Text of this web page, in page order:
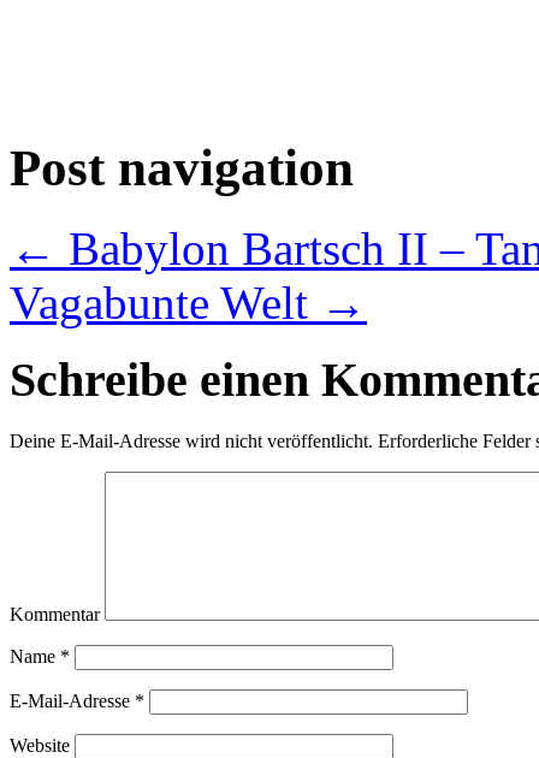
Post navigation
← Babylon Bartsch II –
Vagabunte Welt →
Schreibe einen
Deine E-Mail-Adresse wird nicht veröffentlicht. Erforderliche Felder
Kommentar
Name *
E-Mail-Adresse *
Website